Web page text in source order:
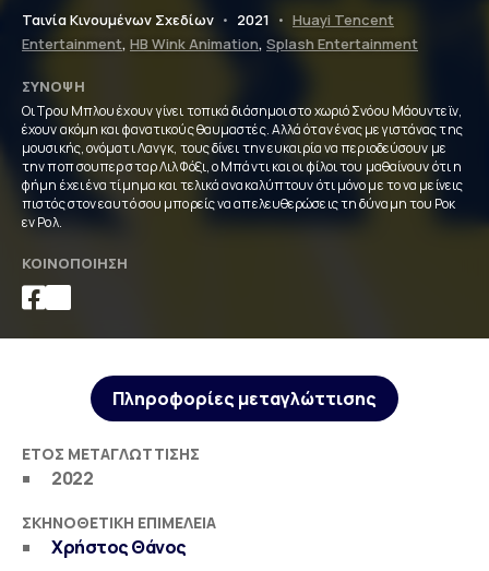
Ταινία Κινουμένων Σχεδίων • 2021 • Huayi Tencent
Entertainment, HB Wink Animation, Splash Entertainment
ΣΎΝΟΨΗ
Οι Τρου Μπλου έχουν γίνει τοπικά διάσημοι στο χωριό Σνόου Μάουντεϊν,
έχουν ακόμη και φανατικούς θαυμαστές. Αλλά όταν ένας μεγιστάνας της
μουσικής, ονόματι Λανγκ, τους δίνει την ευκαιρία να περιοδεύσουν με
την ποπ σουπερ σταρ Λιλ Φόξι, ο Μπάντι και οι φίλοι του μαθαίνουν ότι η
φήμη έχει ένα τίμημα και τελικά ανακαλύπτουν ότι μόνο με το να μείνεις
πιστός στον εαυτό σου μπορείς να απελευθερώσεις τη δύναμη του Ροκ
εν Ρολ.
ΚΟΙΝΟΠΟΊΗΣΗ
Πληροφορίες μεταγλώττισης
ΈΤΟΣ ΜΕΤΑΓΛΏΤΤΙΣΗΣ
2022
ΣΚΗΝΟΘΕΤΙΚΉ ΕΠΙΜΈΛΕΙΑ
Χρήστος Θάνος